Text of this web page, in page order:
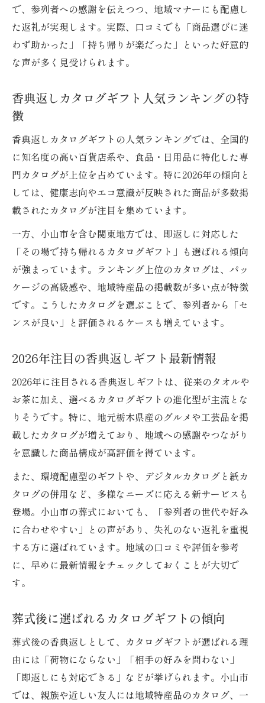
で、参列者への感謝を伝えつつ、地域マナーにも配慮し
た返礼が実現します。実際、口コミでも「商品選びに迷
わず助かった」「持ち帰りが楽だった」といった好意的
な声が多く見受けられます。
香典返しカタログギフト人気ランキングの特
徴
香典返しカタログギフトの人気ランキングでは、全国的
に知名度の高い百貨店系や、食品・日用品に特化した専
門カタログが上位を占めています。特に2026年の傾向と
しては、健康志向やエコ意識が反映された商品が多数掲
載されたカタログが注目を集めています。
一方、小山市を含む関東地方では、即返しに対応した
「その場で持ち帰れるカタログギフト」も選ばれる傾向
が強まっています。ランキング上位のカタログは、パッ
ケージの高級感や、地域特産品の掲載数が多い点が特徴
です。こうしたカタログを選ぶことで、参列者から「セ
ンスが良い」と評価されるケースも増えています。
2026年注目の香典返しギフト最新情報
2026年に注目される香典返しギフトは、従来のタオルや
お茶に加え、選べるカタログギフトの進化型が主流とな
りそうです。特に、地元栃木県産のグルメや工芸品を掲
載したカタログが増えており、地域への感謝やつながり
を意識した商品構成が高評価を得ています。
また、環境配慮型のギフトや、デジタルカタログと紙カ
タログの併用など、多様なニーズに応える新サービスも
登場。小山市の葬式においても、「参列者の世代や好み
に合わせやすい」との声があり、失礼のない返礼を重視
する方に選ばれています。地域の口コミや評価を参考
に、早めに最新情報をチェックしておくことが大切で
す。
葬式後に選ばれるカタログギフトの傾向
葬式後の香典返しとして、カタログギフトが選ばれる理
由には「荷物にならない」「相手の好みを問わない」
「即返しにも対応できる」などが挙げられます。小山市
では、親族や近しい友人には地域特産品のカタログ、一